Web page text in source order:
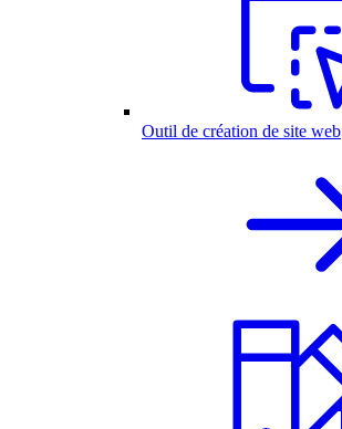
Outil de création de site web